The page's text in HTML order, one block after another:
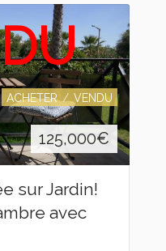
ACHETER VENDU
125,000€
sur Jardin!
avec